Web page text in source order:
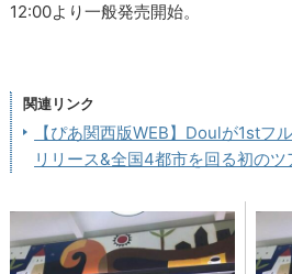
12:00より一般発売開始。
関連リンク
【ぴあ関西版WEB】Doulが1stフ
リリース&全国4都市を回る初のツ